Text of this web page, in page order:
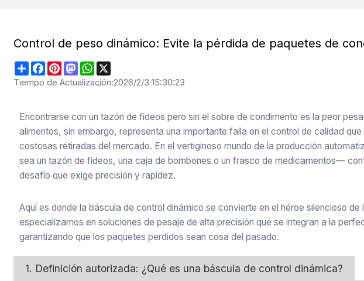
Control de peso dinámico: Evite la pérdida de paquetes de
ShareFacebook
PinterestMastodonWhatsApp
Tiempo de Actualización:2026/2/3 15:30:23
Encontrarse con un tazón de fideos pero sin el sobre de condimento es la peor
alimentos, sin embargo, representa una importante falla en el control de calidad
costosas retiradas del mercado. En el vertiginoso mundo de la producción
sea un tazón de fideos, una caja de bombones o un frasco de medicamentos—
desafío que exige precisión y rapidez.
Aquí es donde la báscula de control dinámico se convierte en el héroe silencioso de
especializamos en soluciones de pesaje de alta precisión que se integran a la
garantizando que los paquetes perdidos sean cosa del pasado.
1. Definición autorizada: ¿Qué es una báscula de control dinámica?